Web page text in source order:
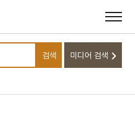
검색어를 입력하세요
검색 미디어 검색